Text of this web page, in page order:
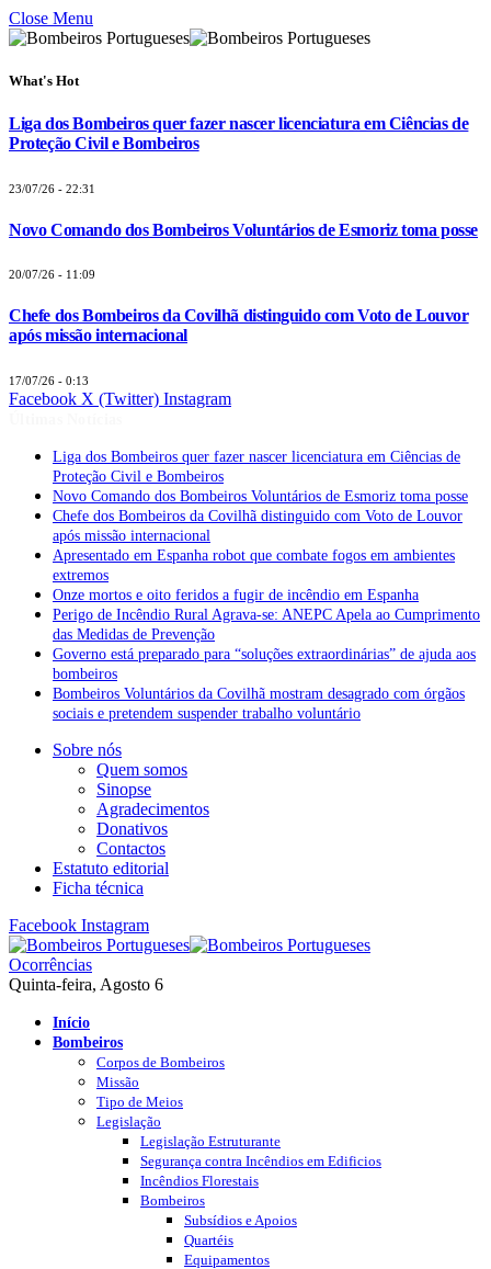
Close Menu
What's Hot
Liga dos Bombeiros quer fazer nascer licenciatura em Ciências de
Proteção Civil e Bombeiros
23/07/26 - 22:31
Novo Comando dos Bombeiros Voluntários de Esmoriz toma posse
20/07/26 - 11:09
Chefe dos Bombeiros da Covilhã distinguido com Voto de Louvor
após missão internacional
17/07/26 - 0:13
Facebook X (Twitter) Instagram
Liga dos Bombeiros quer fazer nascer licenciatura em Ciências de
Proteção Civil e Bombeiros
Novo Comando dos Bombeiros Voluntários de Esmoriz toma posse
Chefe dos Bombeiros da Covilhã distinguido com Voto de Louvor
após missão internacional
Apresentado em Espanha robot que combate fogos em ambientes
extremos
Onze mortos e oito feridos a fugir de incêndio em Espanha
Perigo de Incêndio Rural Agrava-se: ANEPC Apela ao Cumprimento
das Medidas de Prevenção
Governo está preparado para “soluções extraordinárias” de ajuda aos
bombeiros
Bombeiros Voluntários da Covilhã mostram desagrado com órgãos
sociais e pretendem suspender trabalho voluntário
Sobre nós
Quem somos
Sinopse
Agradecimentos
Donativos
Contactos
Estatuto editorial
Ficha técnica
Facebook Instagram
Ocorrências
Quinta-feira, Agosto 6
Início
Bombeiros
Corpos de Bombeiros
Missão
Tipo de Meios
Legislação
Legislação Estruturante
Segurança contra Incêndios em Edificios
Incêndios Florestais
Bombeiros
Subsídios e Apoios
Quartéis
Equipamentos